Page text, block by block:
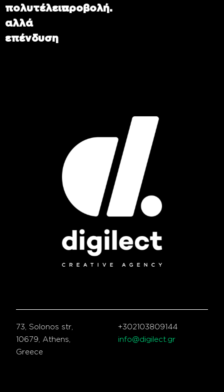
πολυτέλεια
αλλά
επένδυση
προβολή.
73, Solonos str,
10679, Athens,
Greece
+302103809144
info@digilect.gr